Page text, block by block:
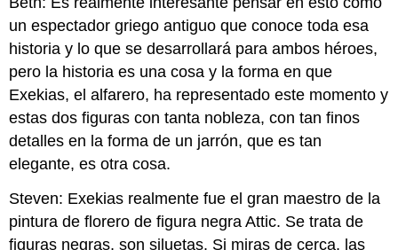
un espectador griego antiguo que conoce toda esa
historia y lo que se desarrollará para ambos héroes,
pero la historia es una cosa y la forma en que
Exekias, el alfarero, ha representado este momento y
estas dos figuras con tanta nobleza, con tan finos
detalles en la forma de un jarrón, que es tan
elegante, es otra cosa.
Steven: Exekias realmente fue el gran maestro de la
pintura de florero de figura negra Attic. Se trata de
figuras negras, son siluetas. Si miras de cerca, las